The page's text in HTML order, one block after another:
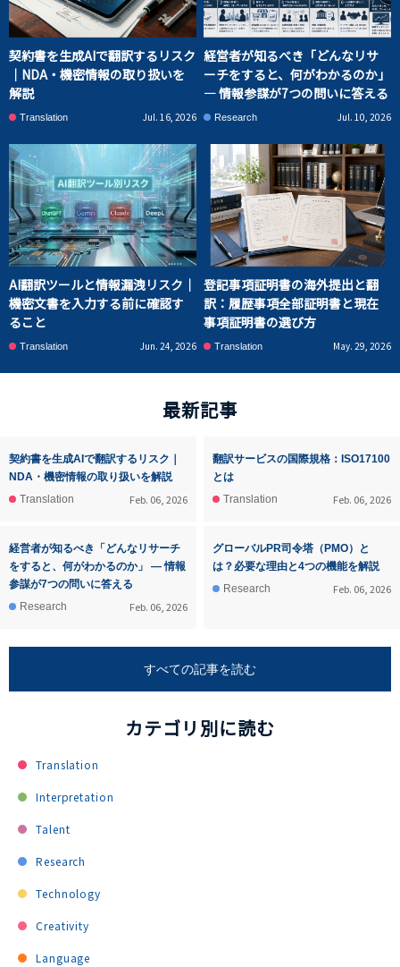
契約書を生成AIで翻訳するリスク
｜NDA・機密情報の取り扱いを
解説
Translation Jul. 16, 2026
経営者が知るべき「どんなリサ
ーチをすると、何がわかるのか」
― 情報参謀が7つの問いに答える
Research Jul. 10, 2026
AI翻訳ツールと情報漏洩リスク｜
機密文書を入力する前に確認す
ること
Translation Jun. 24, 2026
登記事項証明書の海外提出と翻
訳：履歴事項全部証明書と現在
事項証明書の選び方
Translation May. 29, 2026
最新記事
契約書を生成AIで翻訳するリスク｜
NDA・機密情報の取り扱いを解説
Translation
Feb. 06, 2026
翻訳サービスの国際規格：ISO17100
とは
Translation
Feb. 06, 2026
経営者が知るべき「どんなリサーチ
をすると、何がわかるのか」 ― 情報
参謀が7つの問いに答える
Research
Feb. 06, 2026
グローバルPR司令塔（PMO）と
は？必要な理由と4つの機能を解説
Research
Feb. 06, 2026
すべての記事を読む
カテゴリ別に読む
Translation
Interpretation
Talent
Research
Technology
Creativity
Language